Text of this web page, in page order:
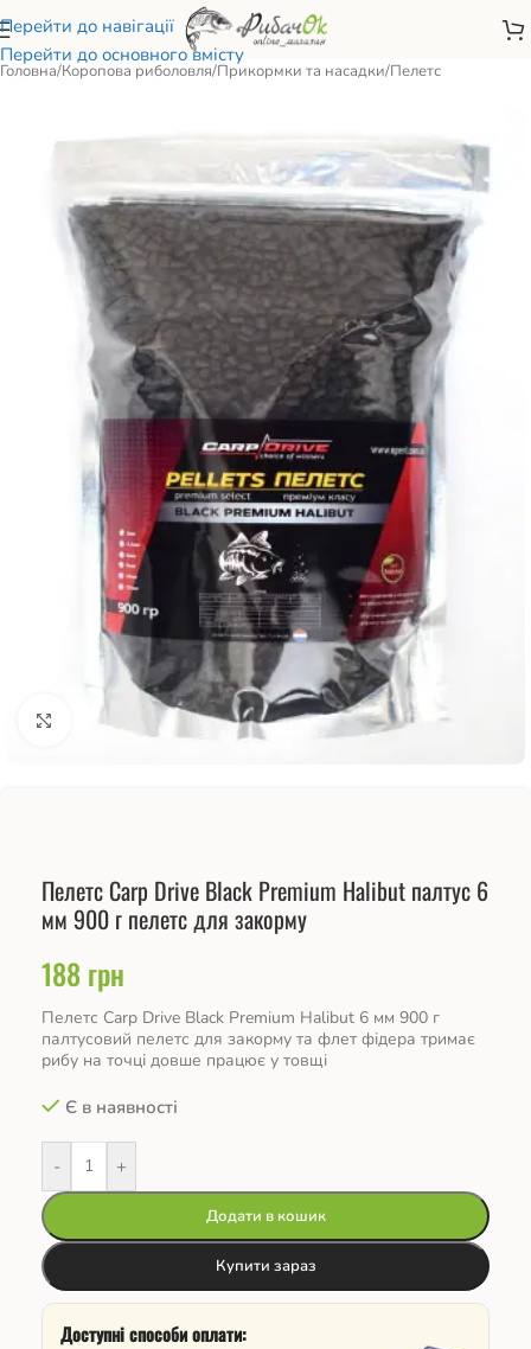
Перейти до навігації
Перейти до основного вмісту
Головна/Коропова риболовля/Прикормки та насадки/Пелетс
Натисніть, щоб збільшити
Пелетс Carp Drive Black Premium Halibut палтус 6
мм 900 г пелетс для закорму
188грн
Пелетс Carp Drive Black Premium Halibut 6 мм 900 г
палтусовий пелетс для закорму та флет фідера тримає
рибу на точці довше працює у товщі
Є в наявності
- +
Додати в кошик
Купити зараз
Доступні способи оплати: